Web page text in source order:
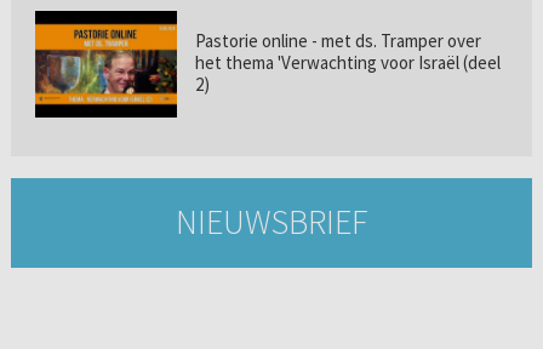
Pastorie online - met ds. Tramper over
het thema 'Verwachting voor Israël (deel
2)
NIEUWSBRIEF